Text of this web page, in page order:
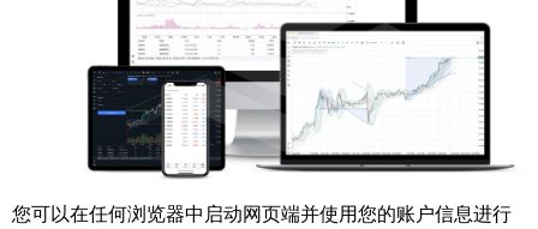
您可以在任何浏览器中启动网页端并使用您的账户信息进行